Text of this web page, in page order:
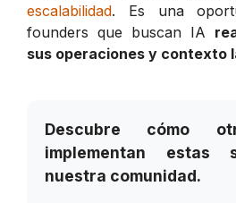
escalabilidad. Es una
founders que buscan IA
sus operaciones y contexto
Descubre cómo
implementan estas
nuestra comunidad.